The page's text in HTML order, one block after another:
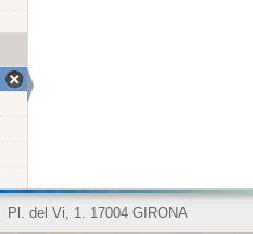
Pl. del Vi, 1. 17004 GIRONA